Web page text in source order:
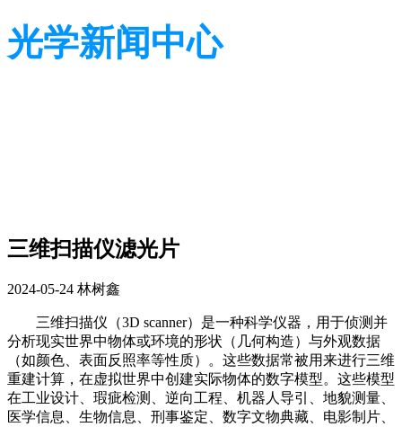
光学新闻中心
三维扫描仪滤光片
2024-05-24 林树鑫
三维扫描仪（3D scanner）是一种科学仪器，用于侦测并
分析现实世界中物体或环境的形状（几何构造）与外观数据
（如颜色、表面反照率等性质）。这些数据常被用来进行三维
重建计算，在虚拟世界中创建实际物体的数字模型。这些模型
在工业设计、瑕疵检测、逆向工程、机器人导引、地貌测量、
医学信息、生物信息、刑事鉴定、数字文物典藏、电影制片、